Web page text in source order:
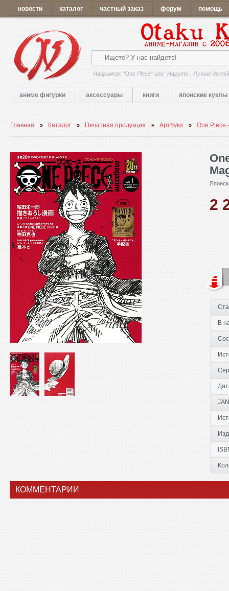
новости каталог частный заказ форум помощь
Например: "One Piece" или "Наруто". Лучше
аниме фигурки аксессуары книги японские куклы
Главная Каталог Печатная продукция Артбуки One Piece
2
В
КОММЕНТАРИИ